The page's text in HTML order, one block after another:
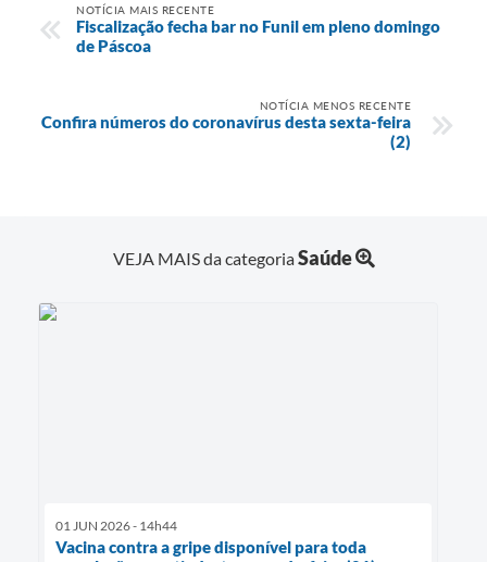
NOTÍCIA MAIS RECENTE
Fiscalização fecha bar no Funil em pleno domingo
de Páscoa
NOTÍCIA MENOS RECENTE
Confira números do coronavírus desta sexta-feira
(2)
VEJA MAIS da categoriaSaúde
01 JUN 2026 - 14h44
Vacina contra a gripe disponível para toda